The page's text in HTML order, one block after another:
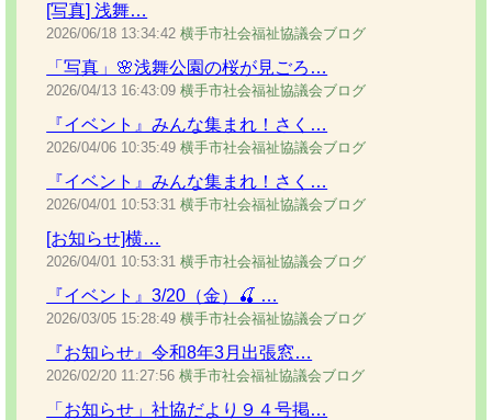
[写真] 浅舞…
2026/06/18 13:34:42 横手市社会福祉協議会ブログ
「写真」🌸浅舞公園の桜が見ごろ…
2026/04/13 16:43:09 横手市社会福祉協議会ブログ
『イベント』みんな集まれ！さく…
2026/04/06 10:35:49 横手市社会福祉協議会ブログ
『イベント』みんな集まれ！さく…
2026/04/01 10:53:31 横手市社会福祉協議会ブログ
[お知らせ]横…
2026/04/01 10:53:31 横手市社会福祉協議会ブログ
『イベント』3/20（金）🍒 …
2026/03/05 15:28:49 横手市社会福祉協議会ブログ
『お知らせ』令和8年3月出張窓…
2026/02/20 11:27:56 横手市社会福祉協議会ブログ
「お知らせ」社協だより９４号掲…